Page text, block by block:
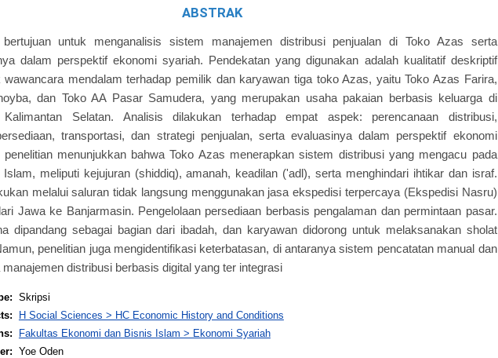
ABSTRAK
untuk menganalisis sistem manajemen distribusi penjualan di Toko Azas serta
dalam perspektif ekonomi syariah. Pendekatan yang digunakan adalah kualitatif deskriptif
wawancara mendalam terhadap pemilik dan karyawan tiga toko Azas, yaitu Toko Azas Farira,
dan Toko AA Pasar Samudera, yang merupakan usaha pakaian berbasis keluarga di
Kalimantan Selatan. Analisis dilakukan terhadap empat aspek: perencanaan distribusi,
transportasi, dan strategi penjualan, serta evaluasinya dalam perspektif ekonomi
menunjukkan bahwa Toko Azas menerapkan sistem distribusi yang mengacu pada
Islam, meliputi kejujuran (shiddiq), amanah, keadilan ('adl), serta menghindari ihtikar dan israf.
melalui saluran tidak langsung menggunakan jasa ekspedisi terpercaya (Ekspedisi Nasru)
Jawa ke Banjarmasin. Pengelolaan persediaan berbasis pengalaman dan permintaan pasar.
dipandang sebagai bagian dari ibadah, dan karyawan didorong untuk melaksanakan sholat
penelitian juga mengidentifikasi keterbatasan, di antaranya sistem pencatatan manual dan
distribusi berbasis digital yang ter integrasi
Skripsi
H Social Sciences > HC Economic History and Conditions
Fakultas Ekonomi dan Bisnis Islam > Ekonomi Syariah
Yoe Oden